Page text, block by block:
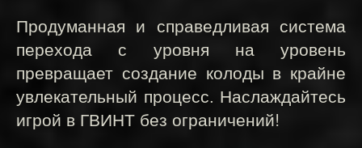
Продуманная и справедливая система
перехода с уровня на уровень
превращает создание колоды в крайне
увлекательный процесс. Наслаждайтесь
игрой в ГВИНТ без ограничений!